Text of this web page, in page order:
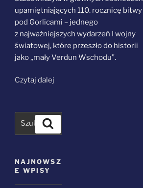
upamiętniających 110. rocznicę bitwy
pod Gorlicami – jednego
z najważniejszych wydarzeń I wojny
światowej, które przeszło do historii
jako „mały Verdun Wschodu”.
Czytaj dalej
bitwy
NAJNOWSZ
E WPISY